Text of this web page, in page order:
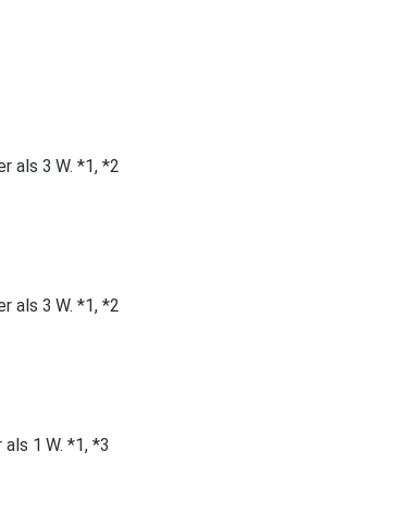
als 3 W. *1, *2
als 3 W. *1, *2
1 W. *1, *3